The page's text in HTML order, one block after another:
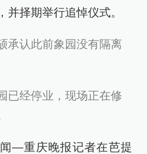
并择期举行追悼仪式。
承认此前象园没有隔离
已经停业，现场正在修
—重庆晚报记者在芭提